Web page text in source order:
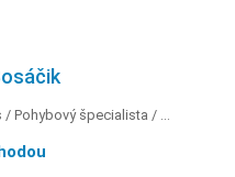
Pohybový špecialista ...